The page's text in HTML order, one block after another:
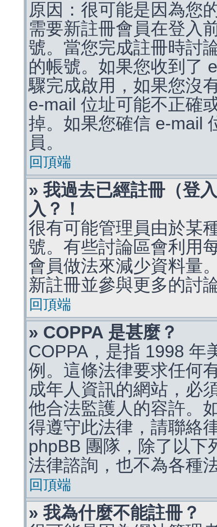
原因：很可能是因為您
需要新註冊會員在登入
號。當您完成註冊時討
的帳號。如果您收到了
驟完成啟用，如果您沒
e-mail 位址可能不正確
掉。如果您確信 e-mail
員。
回頂端
» 我過去已經註冊（登
入？！
很有可能管理員由於某
號。有些討論區會利用
會員做法來減少資料量
新註冊並參與更多的討
回頂端
» COPPA 是甚麼？
COPPA，是指 1998 年
例。這條法律要求任何
成年人資訊的網站，必
他合法監護人的容許。
得遵守此法律，請聯絡
phpBB 團隊，除了以下
法律諮詢，也不為各種
回頂端
» 我為什麼不能註冊？